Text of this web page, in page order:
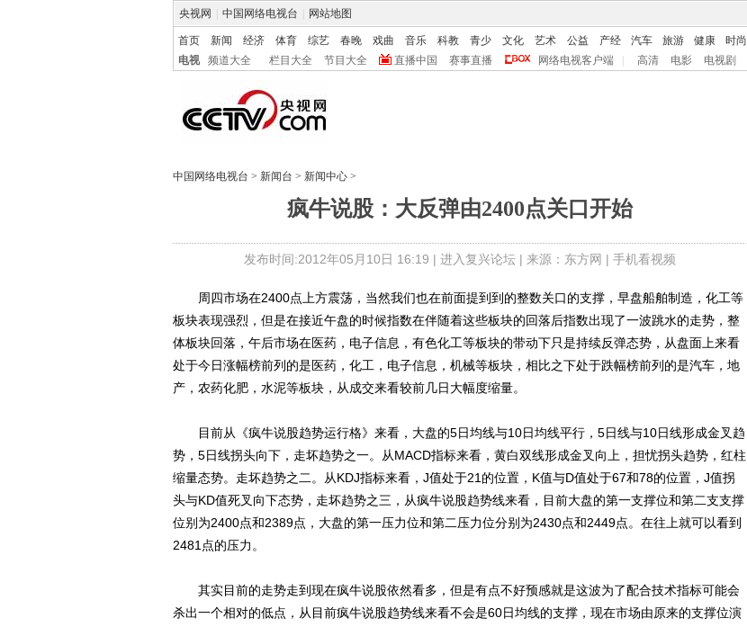
央视网 中国网络电视台 网站地图
首页 新闻 经济 体育 综艺 春晚 戏曲 音乐 科教 青少 文化 艺术 公益 产经 汽车 旅游 健康 时尚
电视
频道大全 栏目大全 节目大全 直播中国 赛事直播 网络电视客户端 高清 电影 电视剧
中国网络电视台 > 新闻台 > 新闻中心 >
疯牛说股：大反弹由2400点关口开始
发布时间:2012年05月10日 16:19 | 进入复兴论坛| 来源：东方网 | 手机看视频
周四市场在2400点上方震荡，当然我们也在前面提到到的整数关口的支撑，早盘船舶制造，化工等
板块表现强烈，但是在接近午盘的时候指数在伴随着这些板块的回落后指数出现了一波跳水的走势，整
体板块回落，午后市场在医药，电子信息，有色化工等板块的带动下只是持续反弹态势，从盘面上来看
处于今日涨幅榜前列的是医药，化工，电子信息，机械等板块，相比之下处于跌幅榜前列的是汽车，地
产，农药化肥，水泥等板块，从成交来看较前几日大幅度缩量。
目前从《疯牛说股趋势运行格》来看，大盘的5日均线与10日均线平行，5日线与10日线形成金叉趋
势，5日线拐头向下，走坏趋势之一。从MACD指标来看，黄白双线形成金叉向上，担忧拐头趋势，红柱
缩量态势。走坏趋势之二。从KDJ指标来看，J值处于21的位置，K值与D值处于67和78的位置，J值拐
头与KD值死叉向下态势，走坏趋势之三，从疯牛说股趋势线来看，目前大盘的第一支撑位和第二支支撑
位别为2400点和2389点，大盘的第一压力位和第二压力位分别为2430点和2449点。在往上就可以看到
2481点的压力。
其实目前的走势走到现在疯牛说股依然看多，但是有点不好预感就是这波为了配合技术指标可能会
杀出一个相对的低点，从目前疯牛说股趋势线来看不会是60日均线的支撑，现在市场由原来的支撑位演